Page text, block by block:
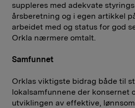
suppleres med adekvate
årsberetning og i egen artikkel
arbeidet med og status for god
Orkla nærmere omtalt.
Samfunnet
Orklas viktigste bidrag både til
lokalsamfunnene der konsernet
utviklingen av effektive,